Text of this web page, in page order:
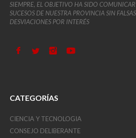
SIEMPRE, EL OBJETIVO HA SIDO
SUCESOS DE NUESTRA PROVINCIA SIN
DESVIACIONES POR INTERÉS
CATEGORÍAS
CIENCIA Y TECNOLOGIA
CONSEJO DELIBERANTE